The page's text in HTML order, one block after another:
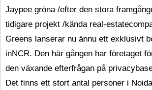
Jaypee gröna /efter den stora
tidigare projekt /kända real-
Greens lanserar nu ännu ett exklusivt
inNCR. Den här gången har företaget
den växande efterfrågan på
Det finns ett stort antal personer i